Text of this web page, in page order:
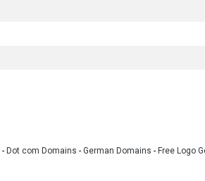
- Dot com Domains - German Domains - Free Logo